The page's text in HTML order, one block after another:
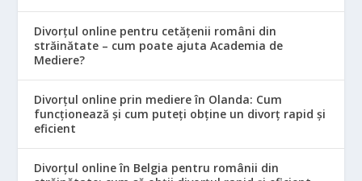
Divorțul online pentru cetățenii români din
străinătate – cum poate ajuta Academia de
Mediere?
Divorțul online prin mediere în Olanda: Cum
funcționează și cum puteți obține un divorț rapid și
eficient
Divorțul online în Belgia pentru românii din